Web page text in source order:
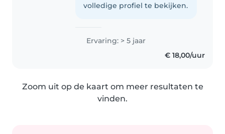
volledige profiel te bekijken.
Ervaring: > 5 jaar
€ 18,00/uur
Zoom uit op de kaart om meer resultaten te
vinden.